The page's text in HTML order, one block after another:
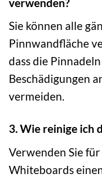
Sie können alle
Pinnwandfläche
dass die
Beschädigungen
vermeiden.
3. Wie reinige ich
Verwenden Sie
Whiteboards